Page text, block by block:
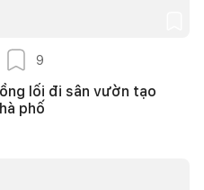
9
lối đi sân vườn tạo
phố